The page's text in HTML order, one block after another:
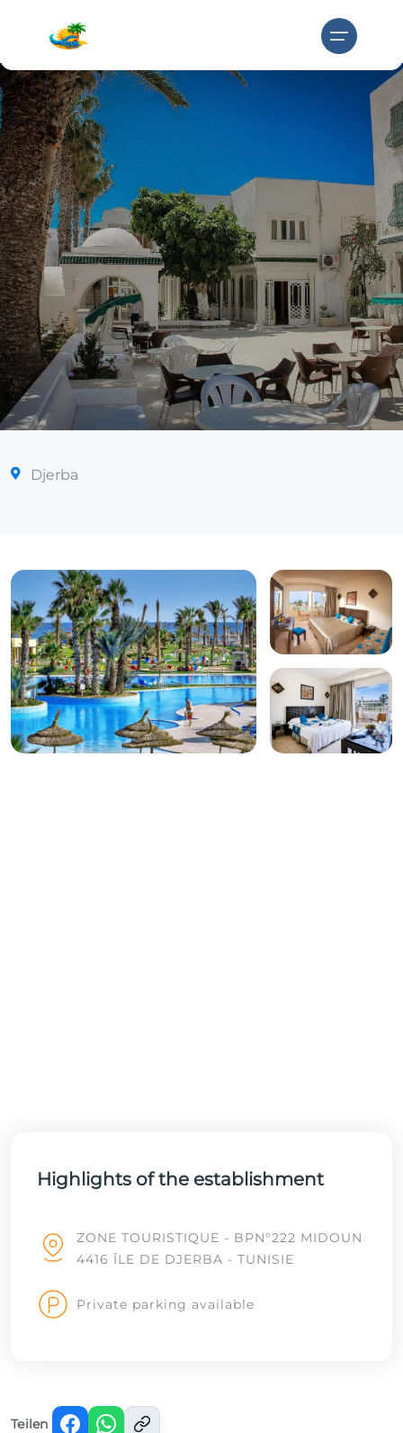
Djerba
Highlights of the establishment
ZONE TOURISTIQUE - BPN°222 MIDOUN
4416 ÎLE DE DJERBA - TUNISIE
Private parking available
Teilen